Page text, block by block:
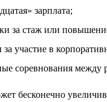
зарплата;
за стаж или
за участие в
соревнования между
бесконечно